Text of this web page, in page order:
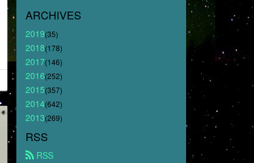
ARCHIVES
2019(35)
2018(178)
2017(146)
2016(252)
2015(357)
2014(642)
2013(269)
RSS
RSS